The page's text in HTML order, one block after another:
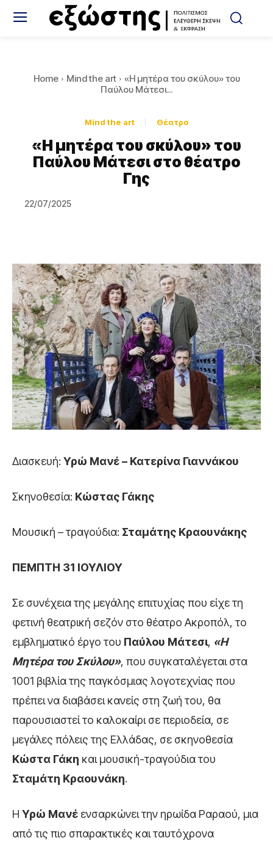
Home Mind the art
«Η μητέρα του σκύλου» του
Παύλου Μάτεσι...
Mind the art Θέατρο
«Η μητέρα του σκύλου» του
Παύλου Μάτεσι στο θέατρο
Γης
22/07/2025
Διασκευή: Υρώ Μανέ – Κατερίνα Γιαννάκου
Σκηνοθεσία: Κώστας Γάκης
Μουσική – τραγούδια: Σταμάτης Κραουνάκης
ΠΕΜΠΤΗ 31 ΙΟΥΛΙΟΥ
Σε συνέχεια της μεγάλης επιτυχίας που είχε τη
φετινή θεατρική σεζόν στο θέατρο Ακροπόλ, το
εμβληματικό έργο του Παύλου Μάτεσι, «Η
Μητέρα του Σκύλου», που συγκαταλέγεται στα
1001 βιβλία της παγκόσμιας λογοτεχνίας που
πρέπει να διαβάσει κανείς στη ζωή του, θα
παρουσιαστεί το καλοκαίρι σε περιοδεία, σε
μεγάλες πόλεις της Ελλάδας, σε σκηνοθεσία
Κώστα Γάκη και μουσική-τραγούδια του
Σταμάτη Κραουνάκη.
Η Υρώ Μανέ ενσαρκώνει την ηρωίδα Ραραού, μια
από τις πιο σπαρακτικές και ταυτόχρονα